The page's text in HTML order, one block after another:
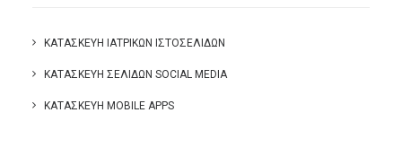
ΚΑΤΑΣΚΕΥΉ ΙΑΤΡΙΚΏΝ ΙΣΤΟΣΕΛΊΔΩΝ
ΚΑΤΑΣΚΕΥΉ ΣΕΛΊΔΩΝ SOCIAL MEDIA
ΚΑΤΑΣΚΕΥΉ MOBILE APPS